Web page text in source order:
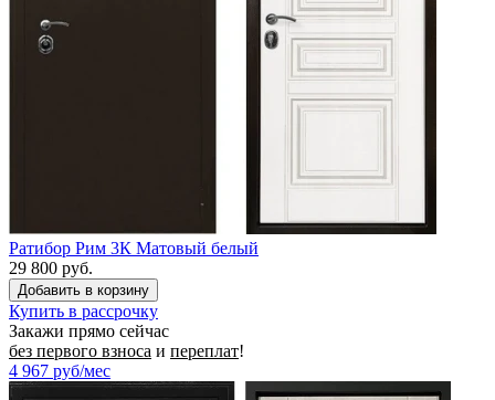
Ратибор Рим 3К Матовый белый
29 800 руб.
Купить в рассрочку
Закажи прямо сейчас
без первого взноса и переплат!
4 967 руб/мес